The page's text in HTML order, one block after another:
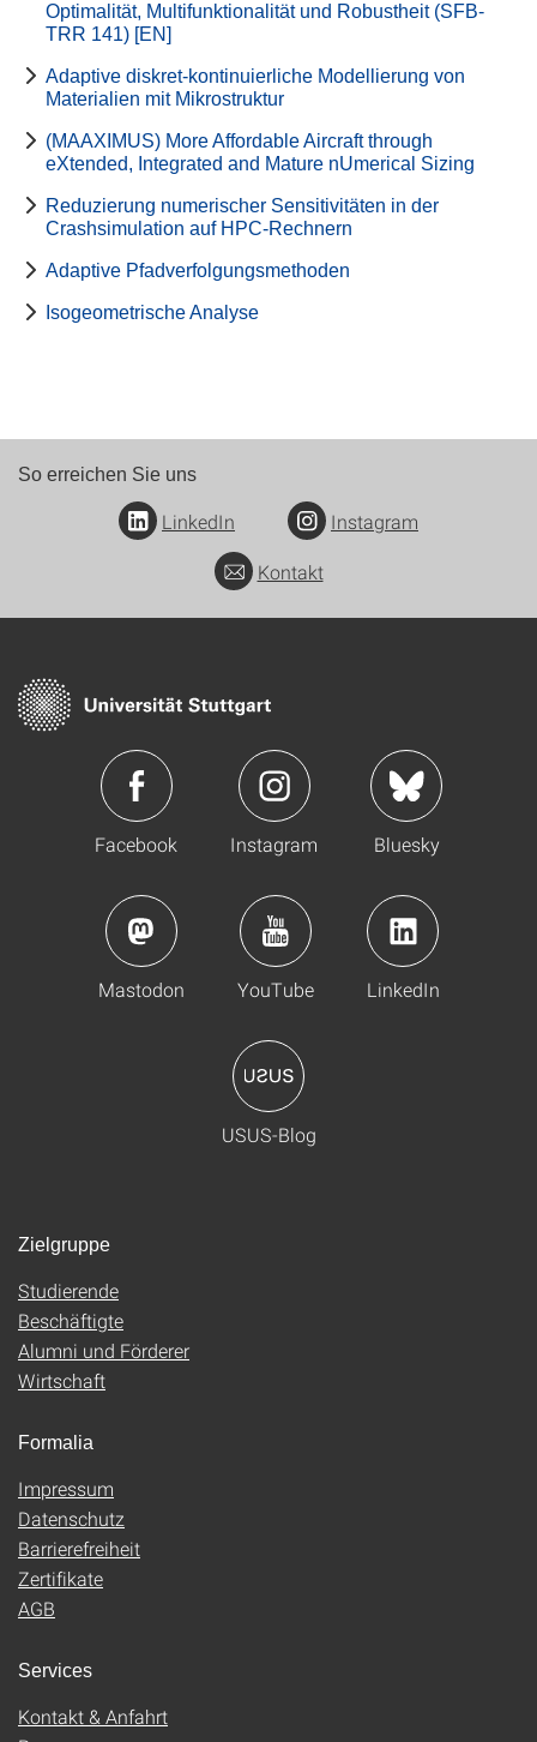
Optimalität, Multifunktionalität und Robustheit (SFB-
TRR 141) [EN]
Adaptive diskret-kontinuierliche Modellierung von
Materialien mit Mikrostruktur
(MAAXIMUS) More Affordable Aircraft through
eXtended, Integrated and Mature nUmerical Sizing
Reduzierung numerischer Sensitivitäten in der
Crashsimulation auf HPC-Rechnern
Adaptive Pfadverfolgungsmethoden
Isogeometrische Analyse
So erreichen Sie uns
LinkedIn
Instagram
Kontakt
Facebook Instagram Bluesky
Mastodon YouTube LinkedIn
USUS-Blog
Zielgruppe
Studierende
Beschäftigte
Alumni und Förderer
Wirtschaft
Formalia
Impressum
Datenschutz
Barrierefreiheit
Zertifikate
AGB
Services
Kontakt & Anfahrt